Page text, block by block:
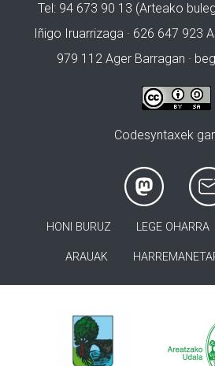
Tel: 94 673 90 13 (Arteako
Iñigo Iruarrizaga · 626 647 923
979 112 Ager Barragan ·
Codesyntaxek
HONI BURUZ LEGE OHARRA
ARAUAK